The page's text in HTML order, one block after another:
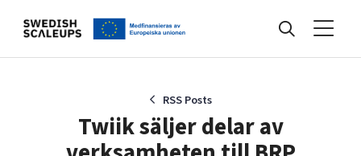
RSS Posts
Twiik säljer delar av